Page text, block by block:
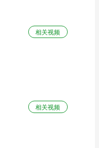
相关视频
相关视频